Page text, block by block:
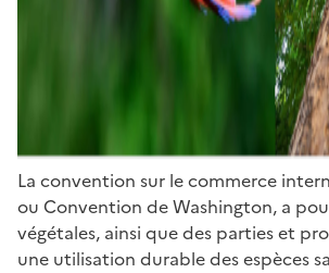
La convention sur le commerce
ou Convention de Washington, a
végétales, ainsi que des parties et
une utilisation durable des espèces